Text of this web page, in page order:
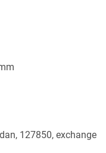
127850, exchange